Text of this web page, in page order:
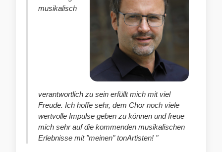
musikalisch
verantwortlich zu sein erfüllt mich mit viel
Freude. Ich hoffe sehr, dem Chor noch viele
wertvolle Impulse geben zu können und freue
mich sehr auf die kommenden musikalischen
Erlebnisse mit "meinen" tonArtisten! "